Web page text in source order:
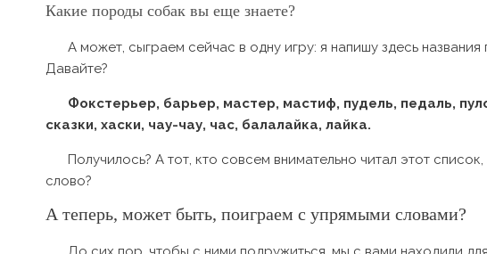
Какие породы собак вы еще знаете?
А может, сыграем сейчас в одну игру: я напишу здесь
Давайте?
Фокстерьер, барьер, мастер, мастиф, пудель, педаль,
сказки, хаски, чау-чау, час, балалайка, лайка.
Получилось? А тот, кто совсем внимательно читал этот
слово?
А теперь, может быть, поиграем с упрямыми словами?